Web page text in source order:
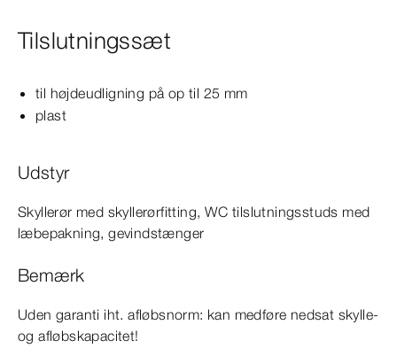
Tilslutningssæt
til højdeudligning på op til 25 mm
plast
Udstyr
Skyllerør med skyllerørfitting, WC tilslutningsstuds med
læbepakning, gevindstænger
Bemærk
Uden garanti iht. afløbsnorm: kan medføre nedsat skylle-
og afløbskapacitet!